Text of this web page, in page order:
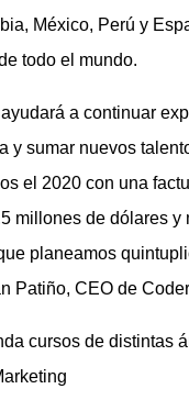
México, Perú y
todo el mundo.
a continuar
y sumar nuevos
el 2020 con una
millones de dólares y
planeamos
Patiño, CEO de
cursos de distintas